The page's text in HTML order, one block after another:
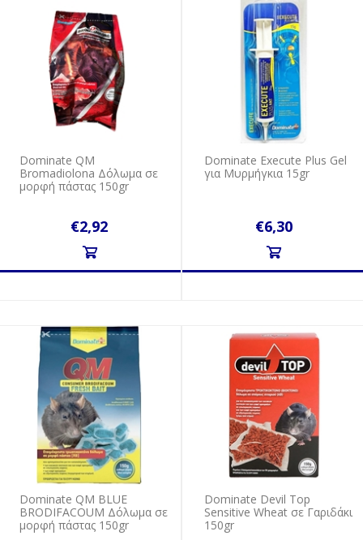
Dominate QM
Bromadiolona Δόλωμα σε
μορφή πάστας 150gr
€2,92
Dominate Execute Plus Gel
για Μυρμήγκια 15gr
€6,30
Dominate QM BLUE
BRODIFACOUM Δόλωμα σε
μορφή πάστας 150gr
Dominate Devil Top
Sensitive Wheat σε Γαριδάκι
150gr